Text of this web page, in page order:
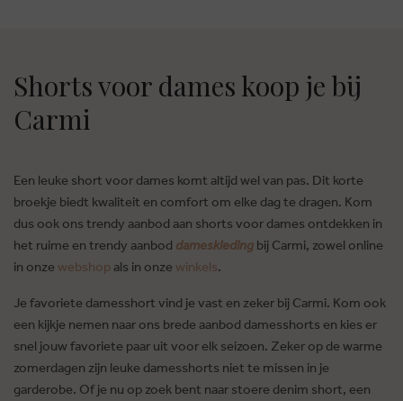
Shorts voor dames koop je bij
Carmi
Een leuke short voor dames komt altijd wel van pas. Dit korte
broekje biedt kwaliteit en comfort om elke dag te dragen. Kom
dus ook ons trendy aanbod aan shorts voor dames ontdekken in
het ruime en trendy aanbod dameskleding bij Carmi, zowel online
in onze webshop als in onze winkels.
Je favoriete damesshort vind je vast en zeker bij Carmi. Kom ook
een kijkje nemen naar ons brede aanbod damesshorts en kies er
snel jouw favoriete paar uit voor elk seizoen. Zeker op de warme
zomerdagen zijn leuke damesshorts niet te missen in je
garderobe. Of je nu op zoek bent naar stoere denim short, een